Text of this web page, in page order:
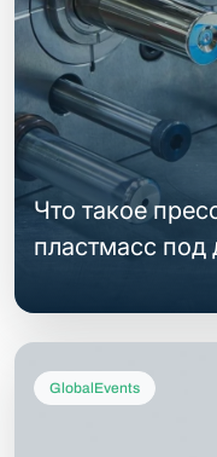
Что такое
пластмасс под
GlobalEvents